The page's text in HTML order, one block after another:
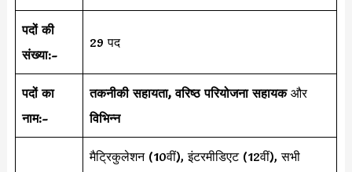
पदों की
संख्या:-
29 पद
पदों का
नाम:-
तकनीकी सहायता, वरिष्ठ परियोजना सहायक और
विभिन्न
मैट्रिकुलेशन (10वीं), इंटरमीडिएट (12वीं), सभी